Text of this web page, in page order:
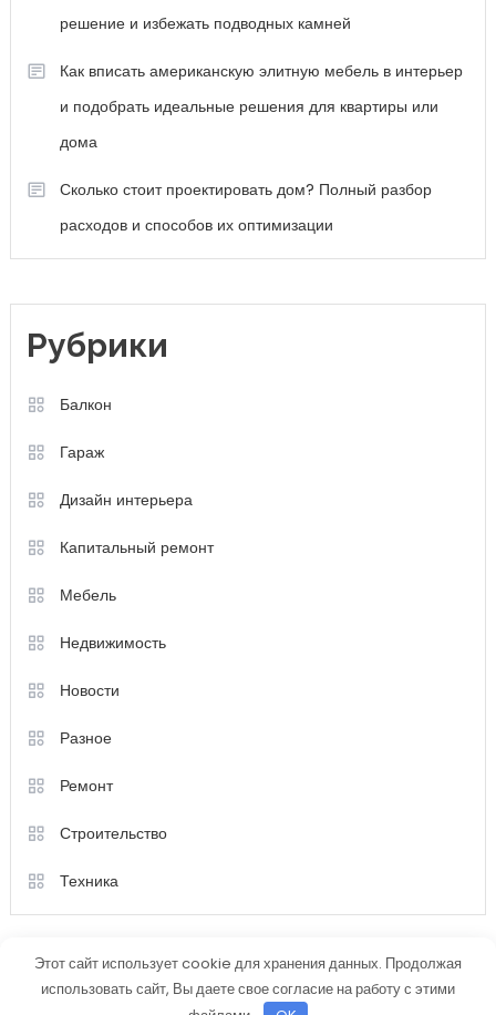
решение и избежать подводных камней
Как вписать американскую элитную мебель в интерьер
и подобрать идеальные решения для квартиры или
дома
Сколько стоит проектировать дом? Полный разбор
расходов и способов их оптимизации
Рубрики
Балкон
Гараж
Дизайн интерьера
Капитальный ремонт
Мебель
Недвижимость
Новости
Разное
Ремонт
Строительство
Техника
Этот сайт использует cookie для хранения данных. Продолжая
использовать сайт, Вы даете свое согласие на работу с этими